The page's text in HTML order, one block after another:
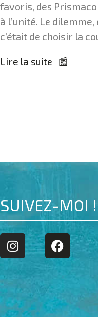
favoris, des
à l’unité. Le
c’était de choisir la
Lire la suite 📰
SUIVEZ-MOI !